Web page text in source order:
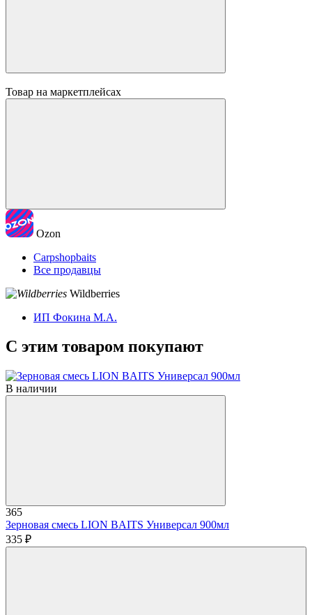
Товар на маркетплейсах
Ozon
Carpshopbaits
Все продавцы
Wildberries
ИП Фокина М.А.
С этим товаром покупают
В наличии
365
Зерновая смесь LION BAITS Универсал 900мл
335 ₽